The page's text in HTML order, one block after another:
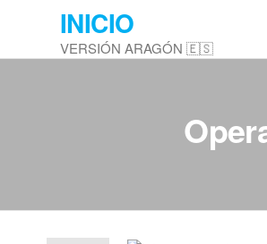
contenido
INICIO
VERSIÓN ARAGÓN 🇪🇸